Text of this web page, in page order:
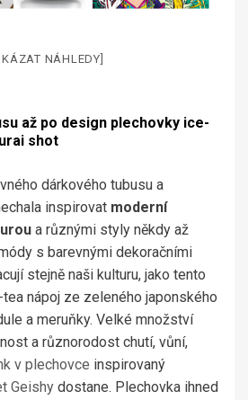
NÁHLEDY]
až po design plechovky ice-
shot
dárkového tubusu a
inspirovat moderní
a různými styly někdy až
s barevnými dekoračními
stejně naši kulturu, jako tento
nápoj ze zeleného japonského
a meruňky. Velké množství
a různorodost chutí, vůní,
v plechovce inspirovaný
Geishy dostane. Plechovka ihned